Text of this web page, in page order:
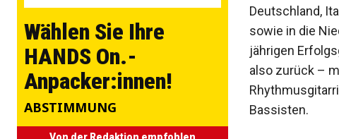
Wählen Sie Ihre
HANDS On.-
Anpacker:innen!
ABSTIMMUNG
Deutschland,
sowie in die
jährigen
also zurück –
Bassisten.